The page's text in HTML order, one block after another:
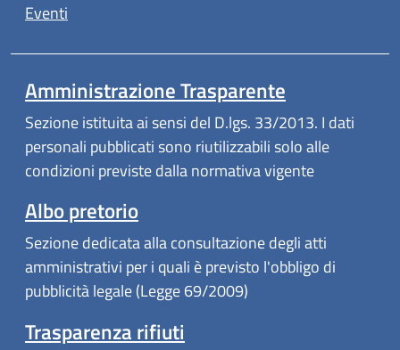
Eventi
Amministrazione Trasparente
Sezione istituita ai sensi del D.lgs. 33/2013. I dati
personali pubblicati sono riutilizzabili solo alle
condizioni previste dalla normativa vigente
Albo pretorio
Sezione dedicata alla consultazione degli atti
amministrativi per i quali è previsto l'obbligo di
pubblicità legale (Legge 69/2009)
Trasparenza rifiuti